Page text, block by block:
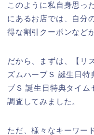
このように私自身思っ
にあるお店では、自分
得な割引クーポンなど
だから、まずは、【リ
ズムハーブＳ 誕生日特
ブＳ 誕生日特典タイム
調査してみました。
ただ、様々なキーワー